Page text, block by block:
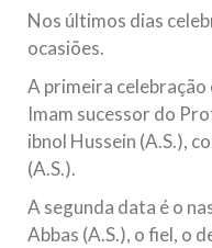
Nos últimos dias
ocasiões.
A primeira
Imam sucessor do
ibnol Hussein (A.S.),
(A.S.).
A segunda data é o
Abbas (A.S.), o fiel, o